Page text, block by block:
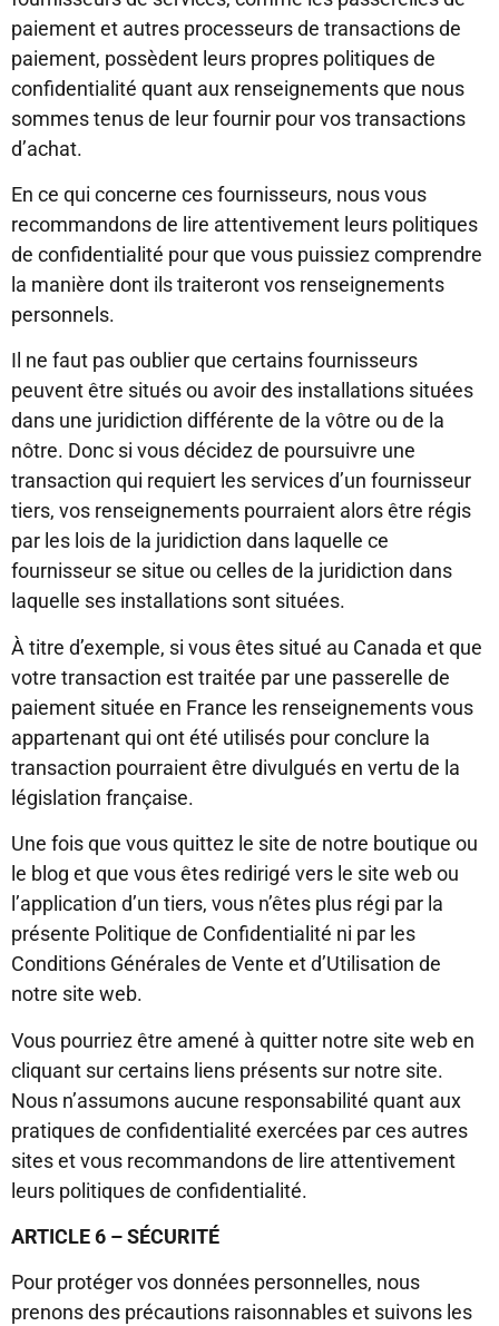
paiement et autres processeurs de transactions de
paiement, possèdent leurs propres politiques de
confidentialité quant aux renseignements que nous
sommes tenus de leur fournir pour vos transactions
d’achat.
En ce qui concerne ces fournisseurs, nous vous
recommandons de lire attentivement leurs politiques
de confidentialité pour que vous puissiez comprendre
la manière dont ils traiteront vos renseignements
personnels.
Il ne faut pas oublier que certains fournisseurs
peuvent être situés ou avoir des installations situées
dans une juridiction différente de la vôtre ou de la
nôtre. Donc si vous décidez de poursuivre une
transaction qui requiert les services d’un fournisseur
tiers, vos renseignements pourraient alors être régis
par les lois de la juridiction dans laquelle ce
fournisseur se situe ou celles de la juridiction dans
laquelle ses installations sont situées.
À titre d’exemple, si vous êtes situé au Canada et que
votre transaction est traitée par une passerelle de
paiement située en France les renseignements vous
appartenant qui ont été utilisés pour conclure la
transaction pourraient être divulgués en vertu de la
législation française.
Une fois que vous quittez le site de notre boutique ou
le blog et que vous êtes redirigé vers le site web ou
l’application d’un tiers, vous n’êtes plus régi par la
présente Politique de Confidentialité ni par les
Conditions Générales de Vente et d’Utilisation de
notre site web.
Vous pourriez être amené à quitter notre site web en
cliquant sur certains liens présents sur notre site.
Nous n’assumons aucune responsabilité quant aux
pratiques de confidentialité exercées par ces autres
sites et vous recommandons de lire attentivement
leurs politiques de confidentialité.
ARTICLE 6 – SÉCURITÉ
Pour protéger vos données personnelles, nous
prenons des précautions raisonnables et suivons les